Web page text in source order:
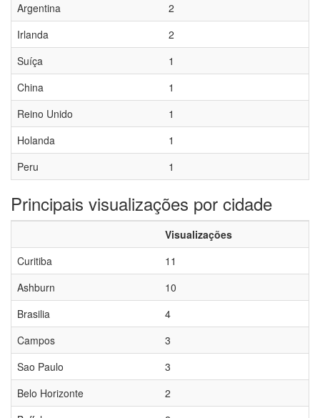
Argentina
2
Irlanda
2
Suíça
1
China
1
Reino Unido
1
Holanda
1
Peru
1
Principais visualizações por cidade
Visualizações
Curitiba
11
Ashburn
10
Brasilia
4
Campos
3
Sao Paulo
3
Belo Horizonte
2